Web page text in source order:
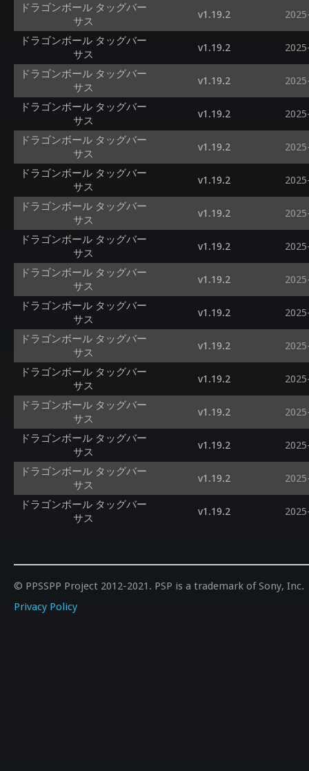
ドラゴンボール タッグバー
サス
v1.19.2
ドラゴンボール タッグバー
サス
v1.19.2
ドラゴンボール タッグバー
サス
v1.19.2
ドラゴンボール タッグバー
サス
v1.19.2
ドラゴンボール タッグバー
サス
v1.19.2
ドラゴンボール タッグバー
サス
v1.19.2
ドラゴンボール タッグバー
サス
v1.19.2
ドラゴンボール タッグバー
サス
v1.19.2
ドラゴンボール タッグバー
サス
v1.19.2
ドラゴンボール タッグバー
サス
v1.19.2
ドラゴンボール タッグバー
サス
v1.19.2
ドラゴンボール タッグバー
サス
v1.19.2
ドラゴンボール タッグバー
サス
v1.19.2
ドラゴンボール タッグバー
サス
v1.19.2
ドラゴンボール タッグバー
サス
v1.19.2
ドラゴンボール タッグバー
サス
v1.19.2
© PPSSPP Project 2012-2021. PSP is a trademark of Sony, Inc.
Privacy Policy